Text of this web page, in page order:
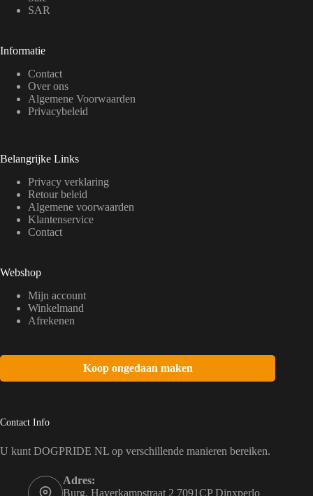
SAR
Informatie
Contact
Over ons
Algemene Voorwaarden
Privacybeleid
Belangrijke Links
Privacy verklaring
Retour beleid
Algemene voorwaarden
Klantenservice
Contact
Webshop
Mijn account
Winkelmand
Afrekenen
Koop ongedaan maken
Contact Info
U kunt DOGPRIDE NL op verschillende manieren bereiken.
Adres:
Burg. Haverkampstraat 2 7091CP Dinxperlo